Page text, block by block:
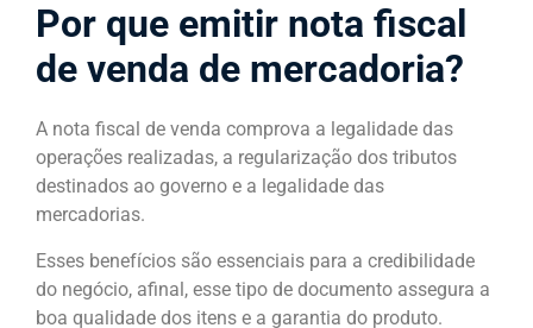
Por que emitir nota fiscal
de venda de mercadoria?
A nota fiscal de venda comprova a legalidade das
operações realizadas, a regularização dos tributos
destinados ao governo e a legalidade das
mercadorias.
Esses benefícios são essenciais para a credibilidade
do negócio, afinal, esse tipo de documento assegura a
boa qualidade dos itens e a garantia do produto.